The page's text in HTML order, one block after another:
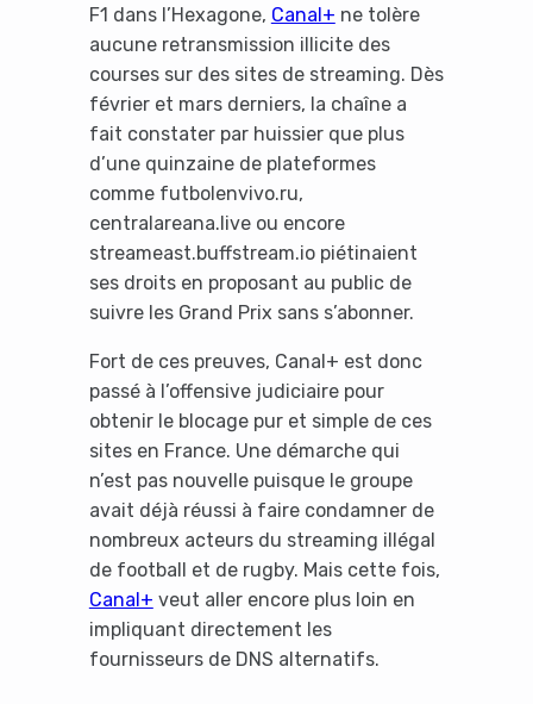
F1 dans l’Hexagone, Canal+ ne tolère
aucune retransmission illicite des
courses sur des sites de streaming. Dès
février et mars derniers, la chaîne a
fait constater par huissier que plus
d’une quinzaine de plateformes
comme futbolenvivo.ru,
centralareana.live ou encore
streameast.buffstream.io piétinaient
ses droits en proposant au public de
suivre les Grand Prix sans s’abonner.
Fort de ces preuves, Canal+ est donc
passé à l’offensive judiciaire pour
obtenir le blocage pur et simple de ces
sites en France. Une démarche qui
n’est pas nouvelle puisque le groupe
avait déjà réussi à faire condamner de
nombreux acteurs du streaming illégal
de football et de rugby. Mais cette fois,
Canal+ veut aller encore plus loin en
impliquant directement les
fournisseurs de DNS alternatifs.